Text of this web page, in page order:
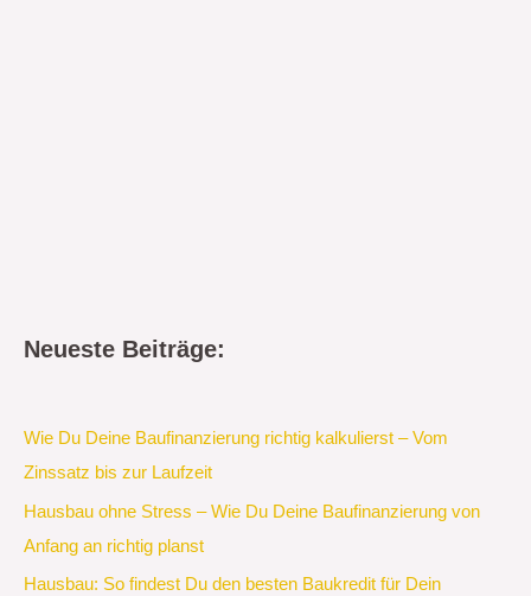
Neueste Beiträge:
Wie Du Deine Baufinanzierung richtig kalkulierst – Vom
Zinssatz bis zur Laufzeit
Hausbau ohne Stress – Wie Du Deine Baufinanzierung von
Anfang an richtig planst
Hausbau: So findest Du den besten Baukredit für Dein